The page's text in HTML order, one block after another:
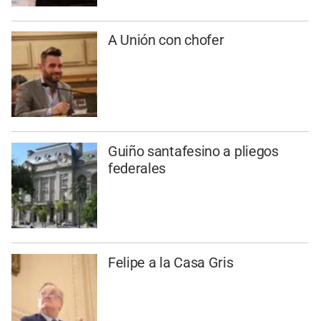
A Unión con chofer
Guiño santafesino a pliegos
federales
Felipe a la Casa Gris